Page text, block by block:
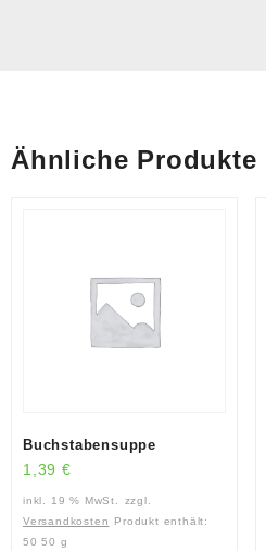
Ähnliche Produkte
Buchstabensuppe
1,39 €
inkl. 19 % MwSt.
zzgl.
Versandkosten
Produkt enthält:
5050 g